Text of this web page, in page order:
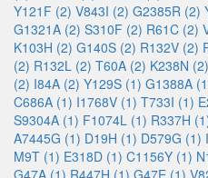
Y121F (2) V843I (2) G2385R (2)
G1321A (2) S310F (2) R61C (2)
K103H (2) G140S (2) R132V (2)
(2) R132L (2) T60A (2) K238N (2)
(2) I84A (2) Y129S (1) G1388A
C686A (1) I1768V (1) T733I (1)
S9304A (1) F1074L (1) R337H
A7445G (1) D19H (1) D579G (1)
M9T (1) E318D (1) C1156Y (1)
G47A (1) R447H (1) G47E (1)